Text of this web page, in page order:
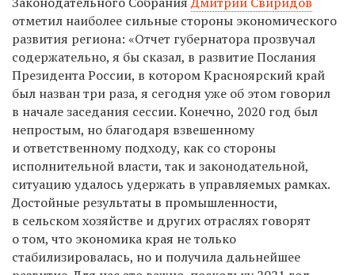
отметил наиболее сильные стороны экономического
развития региона: «Отчет губернатора прозвучал
содержательно, я бы сказал, в развитие Послания
Президента России, в котором Красноярский край
был назван три раза, я сегодня уже об этом говорил
в начале заседания сессии. Конечно, 2020 год был
непростым, но благодаря взвешенному
и ответственному подходу, как со стороны
исполнительной власти, так и законодательной,
ситуацию удалось удержать в управляемых рамках.
Достойные результаты в промышленности,
в сельском хозяйстве и других отраслях говорят
о том, что экономика края не только
стабилизировалась, но и получила дальнейшее